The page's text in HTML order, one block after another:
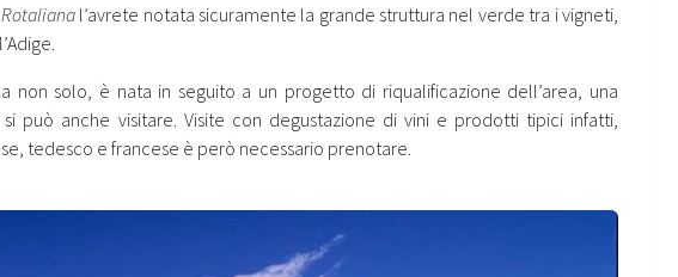
l’avrete notata sicuramente la grande struttura nel verde tra i vigneti,
non solo, è nata in seguito a un progetto di riqualificazione dell’area, una
si può anche visitare. Visite con degustazione di vini e prodotti tipici infatti,
tedesco e francese è però necessario prenotare.